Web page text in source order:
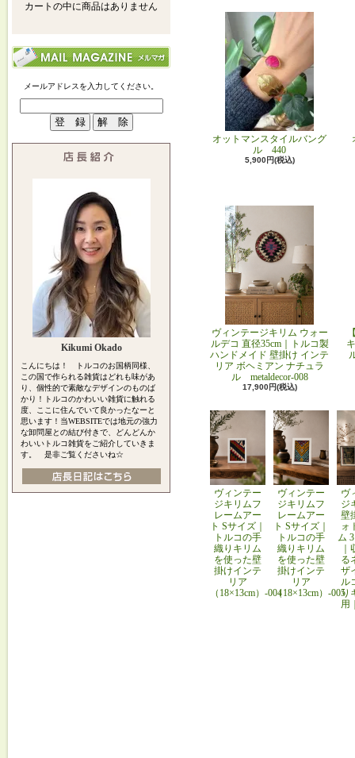
カートの中に商品はありません
メールアドレスを入力してください。
Kikumi Okado
こんにちは！ トルコのお国柄同様、
この国で作られる雑貨はどれも味があ
り、個性的で素敵なデザインのものば
かり！トルコのかわいい雑貨に触れる
度、ここに住んでいて良かったなーと
思います！当WEBSITEでは地元の強力
な卸問屋との結び付きで、どんどんか
わいいトルコ雑貨をご紹介していきま
す。 是非ご覧くださいね☆
オットマンスタイルバング
ル 440
5,900円(税込)
ヴィンテージキリム ウォー
ルデコ 直径35cm｜トルコ製
ハンドメイド 壁掛け インテ
リア ボヘミアン ナチュラ
ル metaldecor-008
17,900円(税込)
ヴィンテー
ジキリムフ
レームアー
ト Sサイズ｜
トルコの手
織りキリム
を使った壁
掛けインテ
リア
（18×13cm）-004
ヴィンテー
ジキリムフ
レームアー
ト Sサイズ｜
トルコの手
織りキリム
を使った壁
掛けインテ
リア
（18×13cm）-005
ヴ
ジ
壁
ォ
ム
る
ザ
ル
り
用